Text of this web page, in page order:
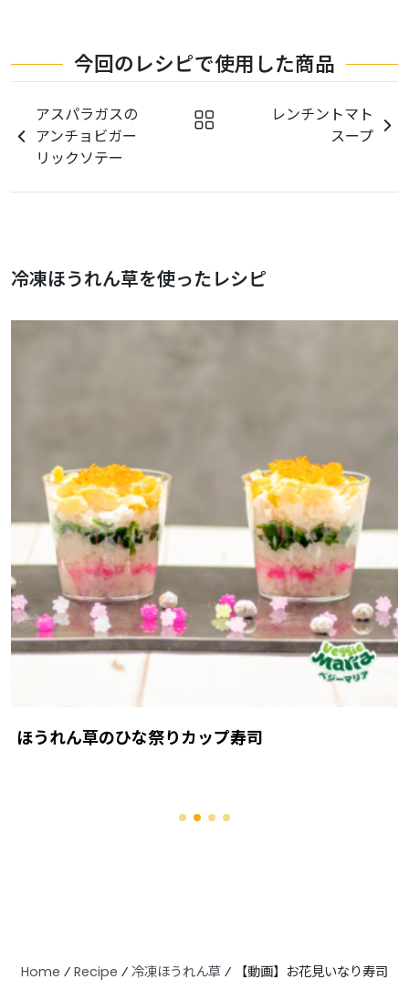
今回のレシピで使用した商品
アスパラガスの
アンチョビガー
リックソテー
レンチントマト
スープ
冷凍ほうれん草を使ったレシピ
ほうれん草のひな祭りカップ寿司
Home ⁄ Recipe ⁄ 冷凍ほうれん草 ⁄ 【動画】お花見いなり寿司